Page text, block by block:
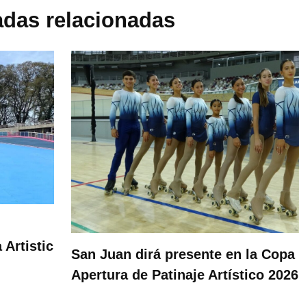
relacionadas
Artistic
San Juan dirá presente en la Copa
Apertura de Patinaje Artístico 2026